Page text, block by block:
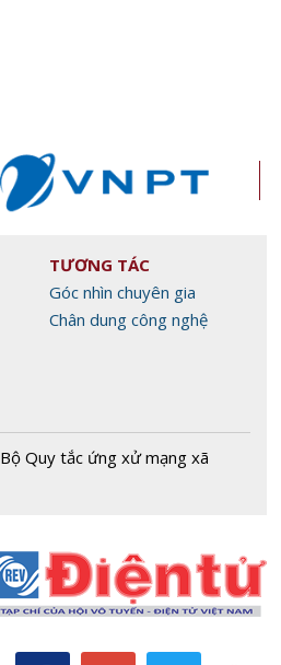
TƯƠNG TÁC
Góc nhìn chuyên gia
Chân dung công nghệ
Bộ Quy tắc ứng xử mạng xã